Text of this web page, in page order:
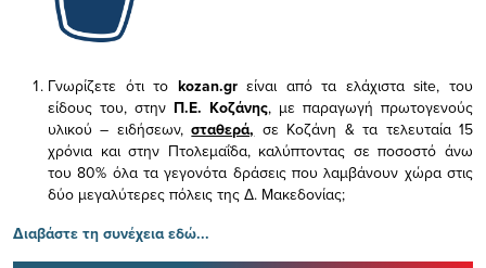
Γνωρίζετε ότι το kozan.gr είναι από τα ελάχισταsite, του
είδους του, στην Π.Ε. Κοζάνης, με παραγωγή πρωτογενούς
υλικού – ειδήσεων,σταθερά, σε Κοζάνη & τα τελευταία 15
χρόνια και στην Πτολεμαΐδα, καλύπτοντας σε ποσοστό άνω
του 80% όλα τα γεγονότα δράσεις που λαμβάνουν χώρα στις
δύο μεγαλύτερες πόλεις της Δ. Μακεδονίας;
Διαβάστε τη συνέχεια εδώ...